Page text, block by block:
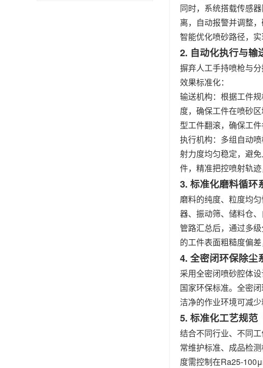
同时，系统搭载传感
离，自动报警并调整
智能优化喷砂路径，实
2. 自动化执行与输
摒弃人工手持喷枪与
效果标准化：
输送机构：根据工件
度，确保工件在喷砂
型工件翻滚，确保工
执行机构：多组自动
射力度均匀稳定，避
件，精准把控喷射轨
3. 标准化磨料循环
磨料的纯度、粒度均
器、振动筛、储料仓
管路汇总后，通过多
的工件表面粗糙度偏
4. 全密闭环保除尘
采用全密闭喷砂腔体
国家环保标准。全密
洁净的作业环境可减
5. 标准化工艺规范
结合不同行业、不同
常维护标准、成品检
度需控制在Ra25-